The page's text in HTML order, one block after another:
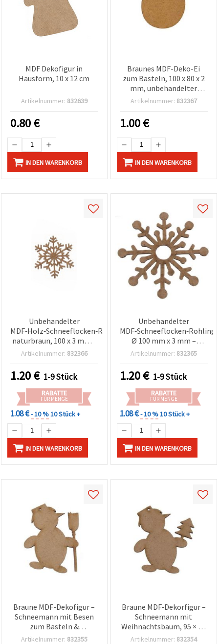
MDF Dekofigur in
Hausform, 10 x 12 cm
Artikelnummer: 832639
0.80€
IN DEN WARENKORB
Braunes MDF-Deko-Ei
zum Basteln, 100 x 80 x 2
mm, unbehandelter
Bastelrohling zum
Wanddeko
Artikelnummer: 832367
1.00€
IN DEN WARENKORB
Unbehandelter
MDF‑Holz‑Schneeflocken‑Rohling,
naturbraun, 100 x 3 mm –
zum Bemalen,
Weihnachtsanhänger &
rustikale Weihnachtsdeko
Artikelnummer: 832366
1.20€ 1-9 Stück
RABATTE
FÜR MENGE
1.08 €- 10 %10 Stück +
IN DEN WARENKORB
Unbehandelter
MDF‑Schneeflocken‑Rohling
Ø 100 mm x 3 mm –
naturbelassenes
Bemalen, Decoupage, DIY
& Weihnachtsbasteln
Artikelnummer: 832365
1.20€ 1-9 Stück
RABATTE
FÜR MENGE
1.08 €- 10 %10 Stück +
IN DEN WARENKORB
Braune MDF-Dekofigur –
Schneemann mit Besen
zum Basteln &
Dekorieren, 100 x 73 x 3
Artikelnummer: 832355
Braune MDF‑Dekorfigur –
Schneemann mit
Weihnachtsbaum, 95 × 80
× 3 mm, Weihnachtsdeko
Artikelnummer: 832354